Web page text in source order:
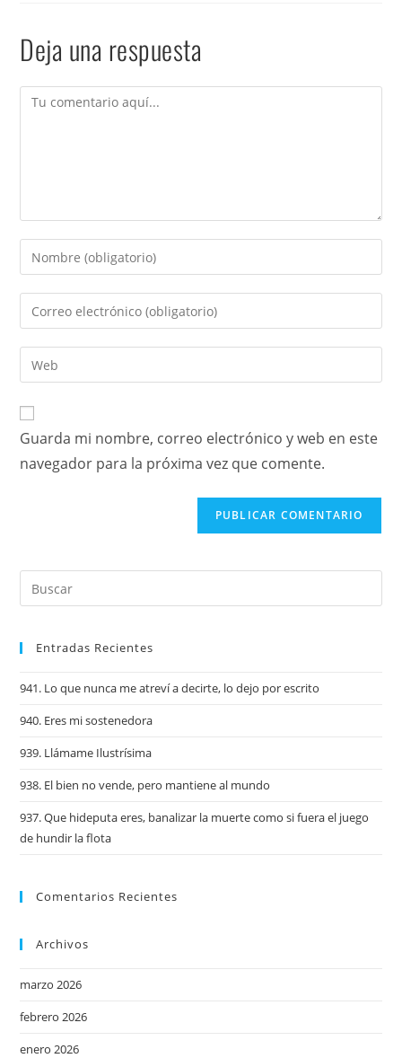
Deja una respuesta
Guarda mi nombre, correo electrónico y web en este
navegador para la próxima vez que comente.
Entradas Recientes
941. Lo que nunca me atreví a decirte, lo dejo por escrito
940. Eres mi sostenedora
939. Llámame Ilustrísima
938. El bien no vende, pero mantiene al mundo
937. Que hideputa eres, banalizar la muerte como si fuera el juego
de hundir la flota
Comentarios Recientes
Archivos
marzo 2026
febrero 2026
enero 2026